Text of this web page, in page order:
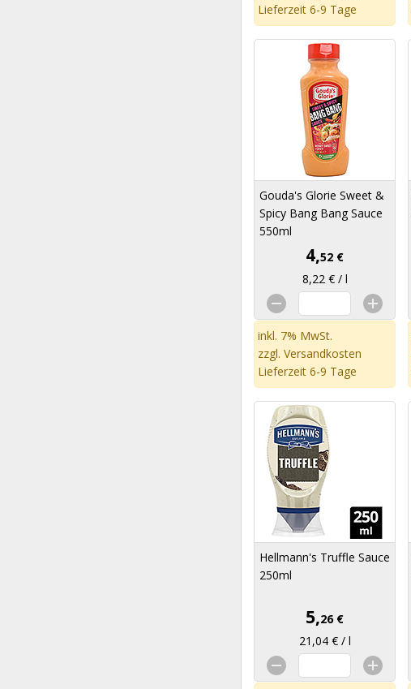
Lieferzeit 6-9 Tage
Gouda's Glorie Sweet &
Spicy Bang Bang Sauce
550ml
4,52 €
8,22 € / l
inkl. 7% MwSt.
zzgl. Versandkosten
Lieferzeit 6-9 Tage
Hellmann's Truffle Sauce
250ml
5,26 €
21,04 € / l